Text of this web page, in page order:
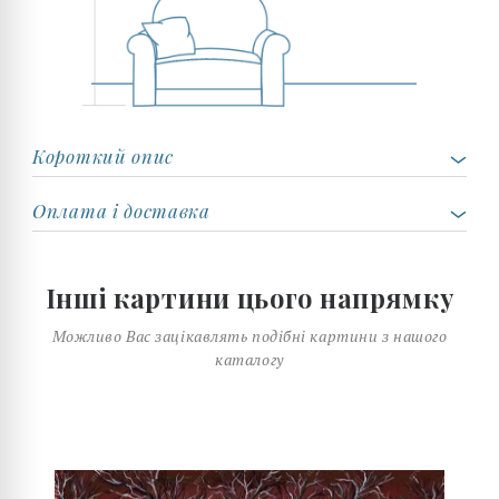
Короткий опис
Оплата і доставка
Інші картини цього напрямку
Можливо Вас зацікавлять подібні картини з нашого
каталогу